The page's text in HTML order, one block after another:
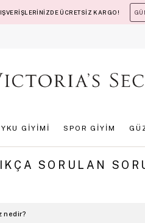
ÜCRETSİZ KARGO!
GİYİMİ SPOR GİYİM
SORULAN
nedir?